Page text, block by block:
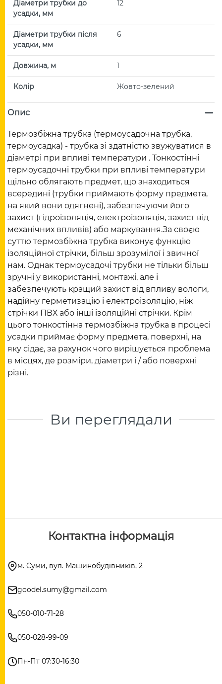
Діаметри трубки до
усадки, мм
12
Діаметри трубки після
усадки, мм
6
Довжина, м 1
Колір Жовто-зелений
Опис
Термозбіжна трубка (термоусадочна трубка,
термоусадка) - трубка зі здатністю звужуватися в
діаметрі при впливі температури . Тонкостінні
термоусадочні трубки при впливі температури
щільно облягають предмет, що знаходиться
всередині (трубки приймають форму предмета,
на який вони одягнені), забезпечуючи його
захист (гідроізоляція, електроізоляція, захист від
механічних впливів) або маркування.За своєю
суттю термозбіжна трубка виконує функцію
ізоляційної стрічки, більш зрозумілої і звичної
нам. Однак термоусадочі трубки не тільки більш
зручні у використанні, монтажі, але і
забезпечують кращий захист від впливу вологи,
надійну герметизацію і електроізоляцію, ніж
стрічки ПВХ або інші ізоляційні стрічки. Крім
цього тонкостінна термозбіжна трубка в процесі
усадки приймає форму предмета, поверхні, на
яку сідає, за рахунок чого вирішується проблема
в місцях, де розміри, діаметри і / або поверхні
різні.
Ви переглядали
Контактна інформація
м. Суми, вул. Машинобудівників, 2
goodel.sumy@gmail.com
050-010-71-28
050-028-99-09
Пн-Пт 07:30-16:30